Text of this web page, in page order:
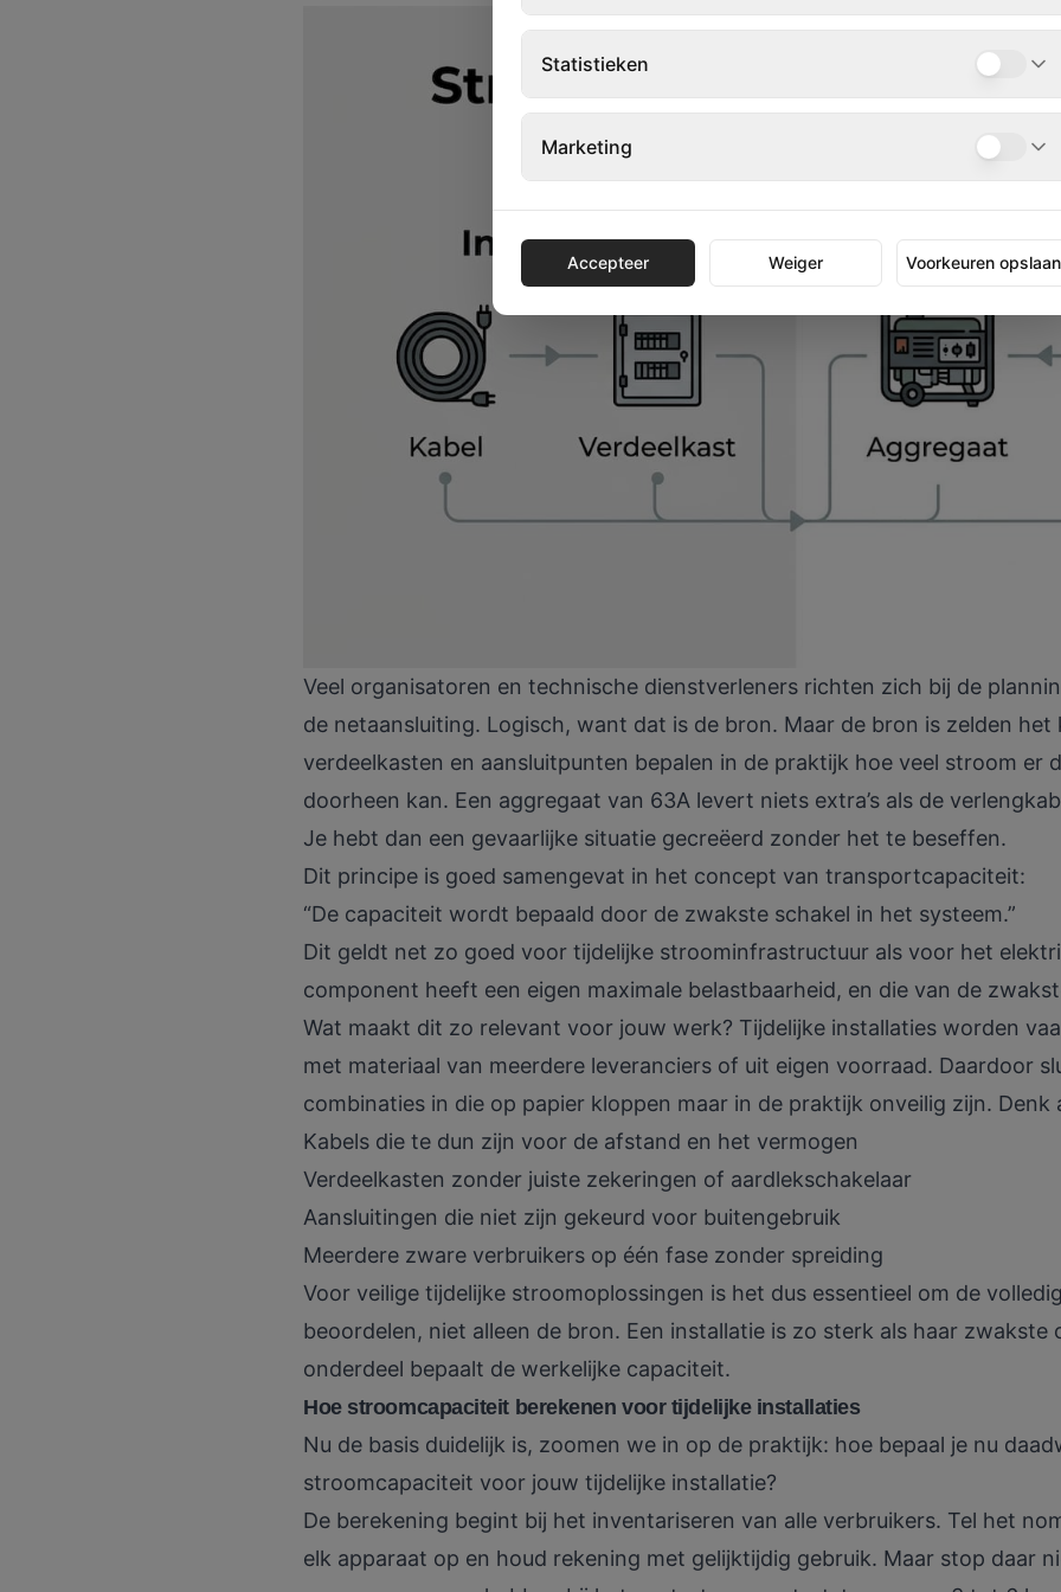
Veel organisatoren en technische dienstverleners richten zich bij de
de netaansluiting. Logisch, want dat is de bron. Maar de bron is zelden het
verdeelkasten en aansluitpunten bepalen in de praktijk hoe veel stroom er
doorheen kan. Een aggregaat van 63A levert niets extra’s als de
Je hebt dan een gevaarlijke situatie gecreëerd zonder het te beseffen.
Dit principe is goed samengevat in het concept van transportcapaciteit:
“De capaciteit wordt bepaald door de zwakste schakel in het systeem.”
Dit geldt net zo goed voor tijdelijke stroominfrastructuur als voor het
component heeft een eigen maximale belastbaarheid, en die van de
Wat maakt dit zo relevant voor jouw werk? Tijdelijke installaties worden
met materiaal van meerdere leveranciers of uit eigen voorraad. Daardoor
combinaties in die op papier kloppen maar in de praktijk onveilig zijn. Denk
Kabels die te dun zijn voor de afstand en het vermogen
Verdeelkasten zonder juiste zekeringen of aardlekschakelaar
Aansluitingen die niet zijn gekeurd voor buitengebruik
Meerdere zware verbruikers op één fase zonder spreiding
Voor veilige tijdelijke stroomoplossingen is het dus essentieel om de
beoordelen, niet alleen de bron. Een installatie is zo sterk als haar zwakste
onderdeel bepaalt de werkelijke capaciteit.
Hoe stroomcapaciteit berekenen voor tijdelijke installaties
Nu de basis duidelijk is, zoomen we in op de praktijk: hoe bepaal je nu
stroomcapaciteit voor jouw tijdelijke installatie?
De berekening begint bij het inventariseren van alle verbruikers. Tel het
elk apparaat op en houd rekening met gelijktijdig gebruik. Maar stop daar
Statistieken
Marketing
Accepteer Weiger Voorkeuren opslaan